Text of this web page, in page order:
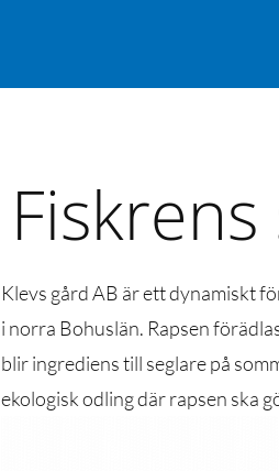
Klevs gård AB är ett dynamiskt
i norra Bohuslän. Rapsen
blir ingrediens till seglare på
ekologisk odling där rapsen ska